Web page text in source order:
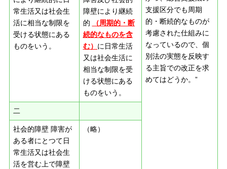
支援区分でも周期
的・断続的なものが
考慮された仕組みに
なっているので、個
別法の実態を反映す
る主旨での改正を求
めてはどうか。”
常生活又は社会生
活に相当な制限を
受ける状態にある
ものをいう。
障壁により継続
的
（周期的・断
続的なものを含
む） に日常生活
又は社会生活に
相当な制限を受
ける状態にある
ものをいう。
二
社会的障壁 障害が
ある者にとつて日
常生活又は社会生
活を営む上で障壁
（略）